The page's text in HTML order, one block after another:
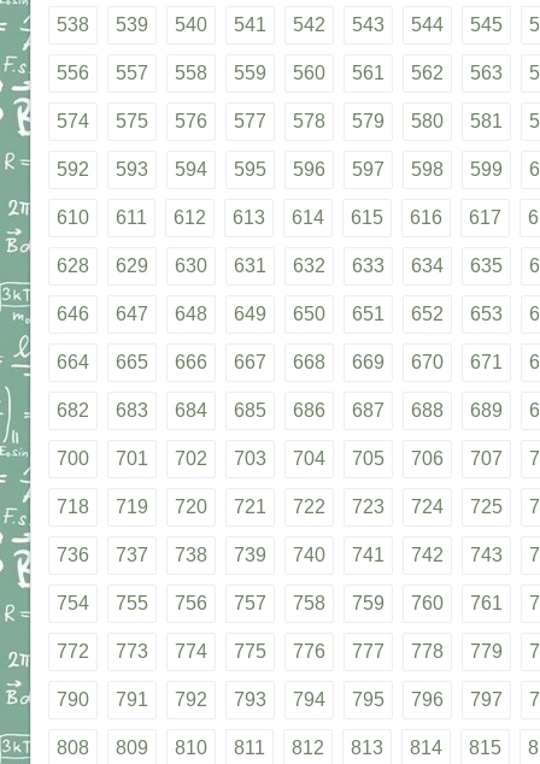
538 539 540 541 542 543 544 545
556 557 558 559 560 561 562 563
574 575 576 577 578 579 580 581
592 593 594 595 596 597 598 599
610 611 612 613 614 615 616 617
628 629 630 631 632 633 634 635
646 647 648 649 650 651 652 653
664 665 666 667 668 669 670 671
682 683 684 685 686 687 688 689
700 701 702 703 704 705 706 707
718 719 720 721 722 723 724 725
736 737 738 739 740 741 742 743
754 755 756 757 758 759 760 761
772 773 774 775 776 777 778 779
790 791 792 793 794 795 796 797
808 809 810 811 812 813 814 815